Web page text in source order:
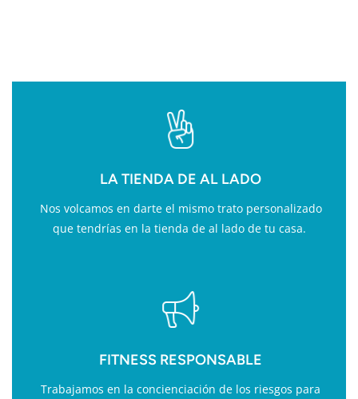
LA TIENDA DE AL LADO
Nos volcamos en darte el mismo trato personalizado
que tendrías en la tienda de al lado de tu casa.
FITNESS RESPONSABLE
Trabajamos en la concienciación de los riesgos para